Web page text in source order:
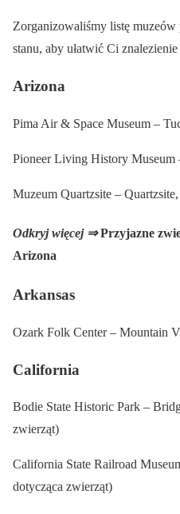
Zorganizowaliśmy listę
stanu, aby ułatwić Ci
Arizona
Pima Air & Space Museum –
Pioneer Living History Museum
Muzeum Quartzsite –
Odkryj więcej ⇒Przyjazne
Arizona
Arkansas
Ozark Folk Center – Mountain
California
Bodie State Historic Park –
zwierząt)
California State Railroad
dotycząca zwierząt)